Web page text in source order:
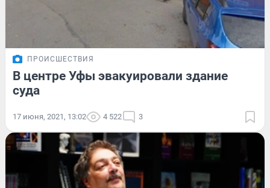
ПРОИСШЕСТВИЯ
В центре Уфы эвакуировали здание
суда
17 июня, 2021, 13:02 4 522 3